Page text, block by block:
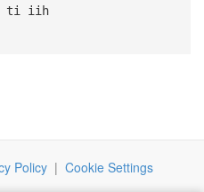
ti iih
Policy| Cookie Settings